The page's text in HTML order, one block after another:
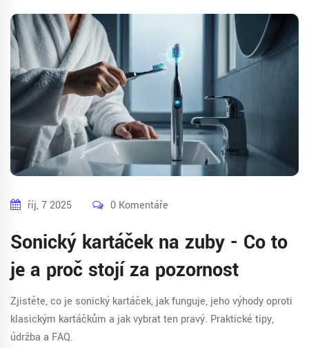
říj, 7 2025 0 Komentáře
Sonický kartáček na zuby - Co to
je a proč stojí za pozornost
Zjistěte, co je sonický kartáček, jak funguje, jeho výhody oproti
klasickým kartáčkům a jak vybrat ten pravý. Praktické tipy,
údržba a FAQ.